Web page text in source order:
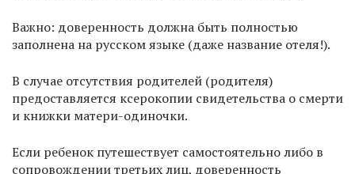
Важно: доверенность должна быть полностью
заполнена на русском языке (даже название отеля!).
В случае отсутствия родителей (родителя)
предоставляется ксерокопии свидетельства о смерти
и книжки матери-одиночки.
Если ребенок путешествует самостоятельно либо в
сопровождении третьих лиц, доверенность